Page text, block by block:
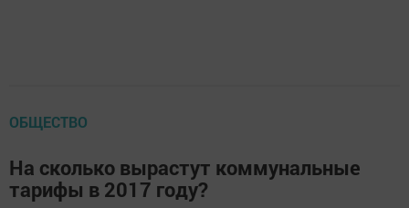
ОБЩЕСТВО
На сколько вырастут коммунальные
тарифы в 2017 году?